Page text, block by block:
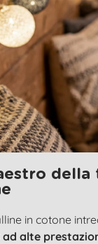
della
in cotone
ad alte